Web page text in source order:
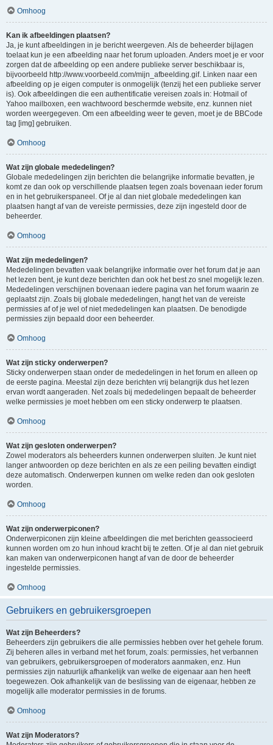
Omhoog
Kan ik afbeeldingen plaatsen?
Ja, je kunt afbeeldingen in je bericht weergeven. Als de beheerder bijlagen
toelaat kun je een afbeelding naar het forum uploaden. Anders moet je er voor
zorgen dat de afbeelding op een andere publieke server beschikbaar is,
bijvoorbeeld http://www.voorbeeld.com/mijn_afbeelding.gif. Linken naar een
afbeelding op je eigen computer is onmogelijk (tenzij het een publieke server
is). Ook afbeeldingen die een authentificatie vereisen zoals in: Hotmail of
Yahoo mailboxen, een wachtwoord beschermde website, enz. kunnen niet
worden weergegeven. Om een afbeelding weer te geven, moet je de BBCode
tag [img] gebruiken.
Omhoog
Wat zijn globale mededelingen?
Globale mededelingen zijn berichten die belangrijke informatie bevatten, je
komt ze dan ook op verschillende plaatsen tegen zoals bovenaan ieder forum
en in het gebruikerspaneel. Of je al dan niet globale mededelingen kan
plaatsen hangt af van de vereiste permissies, deze zijn ingesteld door de
beheerder.
Omhoog
Wat zijn mededelingen?
Mededelingen bevatten vaak belangrijke informatie over het forum dat je aan
het lezen bent, je kunt deze berichten dan ook het best zo snel mogelijk lezen.
Mededelingen verschijnen bovenaan iedere pagina van het forum waarin ze
geplaatst zijn. Zoals bij globale mededelingen, hangt het van de vereiste
permissies af of je wel of niet mededelingen kan plaatsen. De benodigde
permissies zijn bepaald door een beheerder.
Omhoog
Wat zijn sticky onderwerpen?
Sticky onderwerpen staan onder de mededelingen in het forum en alleen op
de eerste pagina. Meestal zijn deze berichten vrij belangrijk dus het lezen
ervan wordt aangeraden. Net zoals bij mededelingen bepaalt de beheerder
welke permissies je moet hebben om een sticky onderwerp te plaatsen.
Omhoog
Wat zijn gesloten onderwerpen?
Zowel moderators als beheerders kunnen onderwerpen sluiten. Je kunt niet
langer antwoorden op deze berichten en als ze een peiling bevatten eindigt
deze automatisch. Onderwerpen kunnen om welke reden dan ook gesloten
worden.
Omhoog
Wat zijn onderwerpiconen?
Onderwerpiconen zijn kleine afbeeldingen die met berichten geassocieerd
kunnen worden om zo hun inhoud kracht bij te zetten. Of je al dan niet gebruik
kan maken van onderwerpiconen hangt af van de door de beheerder
ingestelde permissies.
Omhoog
Gebruikers en gebruikersgroepen
Wat zijn Beheerders?
Beheerders zijn gebruikers die alle permissies hebben over het gehele forum.
Zij beheren alles in verband met het forum, zoals: permissies, het verbannen
van gebruikers, gebruikersgroepen of moderators aanmaken, enz. Hun
permissies zijn natuurlijk afhankelijk van welke de eigenaar aan hen heeft
toegewezen. Ook afhankelijk van de beslissing van de eigenaar, hebben ze
mogelijk alle moderator permissies in de forums.
Omhoog
Wat zijn Moderators?